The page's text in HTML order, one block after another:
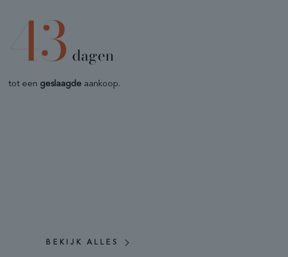
43 dagen
tot een geslaagdeaankoop.
BEKIJK ALLES